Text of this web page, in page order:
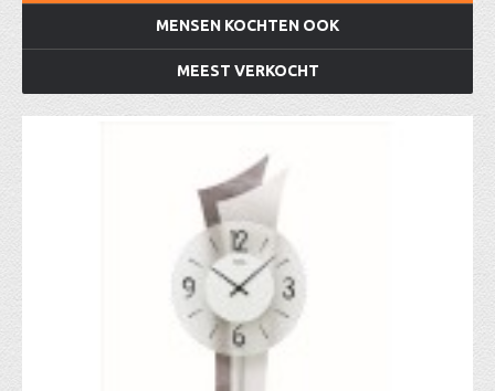
MENSEN KOCHTEN OOK
MEEST VERKOCHT